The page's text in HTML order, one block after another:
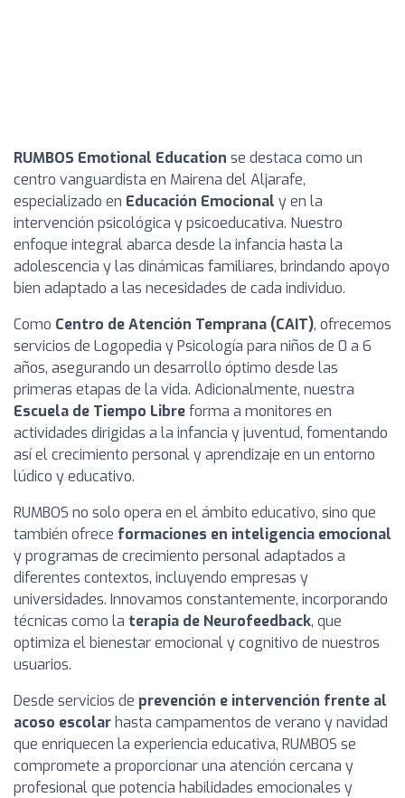
RUMBOS Emotional Education se destaca como un
centro vanguardista en Mairena del Aljarafe,
especializado en Educación Emocional y en la
intervención psicológica y psicoeducativa. Nuestro
enfoque integral abarca desde la infancia hasta la
adolescencia y las dinámicas familiares, brindando apoyo
bien adaptado a las necesidades de cada individuo.
Como Centro de Atención Temprana (CAIT), ofrecemos
servicios de Logopedia y Psicología para niños de 0 a 6
años, asegurando un desarrollo óptimo desde las
primeras etapas de la vida. Adicionalmente, nuestra
Escuela de Tiempo Libreforma a monitores en
actividades dirigidas a la infancia y juventud, fomentando
así el crecimiento personal y aprendizaje en un entorno
lúdico y educativo.
RUMBOS no solo opera en el ámbito educativo, sino que
también ofrece formaciones en inteligencia emocional
y programas de crecimiento personal adaptados a
diferentes contextos, incluyendo empresas y
universidades. Innovamos constantemente, incorporando
técnicas como la terapia de Neurofeedback, que
optimiza el bienestar emocional y cognitivo de nuestros
usuarios.
Desde servicios de prevención e intervención frente al
acoso escolar hasta campamentos de verano y navidad
que enriquecen la experiencia educativa, RUMBOS se
compromete a proporcionar una atención cercana y
profesional que potencia habilidades emocionales y